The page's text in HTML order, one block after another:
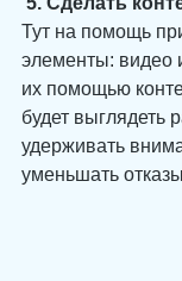
Тут на помощь
элементы: видео
их помощью
будет выглядеть
удерживать
уменьшать